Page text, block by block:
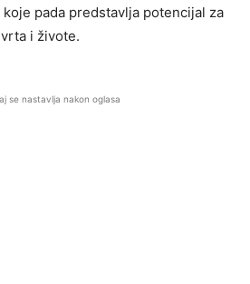
pada predstavlja potencijal za
i živote.
se nastavlja nakon oglasa